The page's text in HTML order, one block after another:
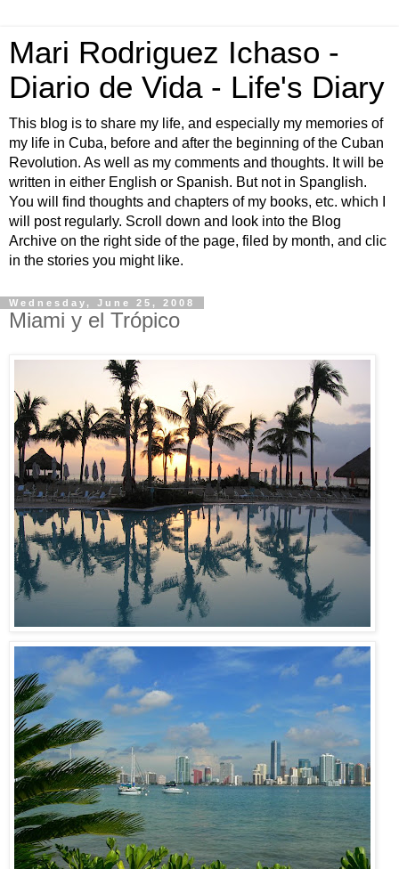
Mari Rodriguez Ichaso -
Diario de Vida - Life's Diary
This blog is to share my life, and especially my memories of
my life in Cuba, before and after the beginning of the Cuban
Revolution. As well as my comments and thoughts. It will be
written in either English or Spanish. But not in Spanglish.
You will find thoughts and chapters of my books, etc. which I
will post regularly. Scroll down and look into the Blog
Archive on the right side of the page, filed by month, and clic
in the stories you might like.
Wednesday, June 25, 2008
Miami y el Trópico